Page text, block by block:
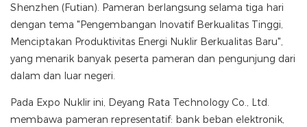
Shenzhen (Futian). Pameran berlangsung selama tiga hari
dengan tema "Pengembangan Inovatif Berkualitas Tinggi,
Menciptakan Produktivitas Energi Nuklir Berkualitas Baru",
yang menarik banyak peserta pameran dan pengunjung dari
dalam dan luar negeri.
Pada Expo Nuklir ini, Deyang Rata Technology Co., Ltd.
membawa pameran representatif: bank beban elektronik,